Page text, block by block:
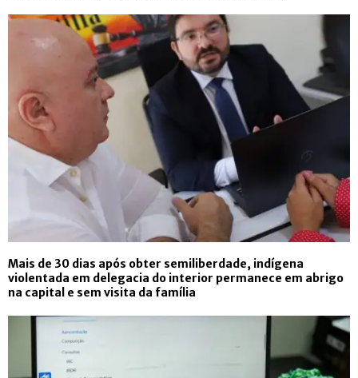
Mais de 30 dias após obter semiliberdade, indígena
violentada em delegacia do interior permanece em abrigo
na capital e sem visita da família